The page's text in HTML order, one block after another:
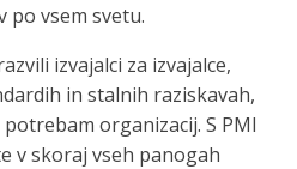
po vsem svetu.
izvajalci za izvajalce,
in stalnih raziskavah,
organizacij. S PMI
v skoraj vseh panogah